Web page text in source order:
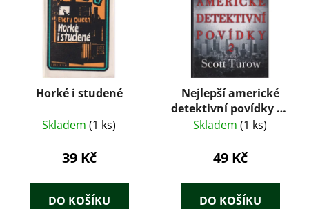
Horké i studené
Skladem (1 ks)
39 Kč
DO KOŠÍKU
Nejlepší americké
detektivní povídky 2 -
Scott Turow
Skladem (1 ks)
49 Kč
DO KOŠÍKU